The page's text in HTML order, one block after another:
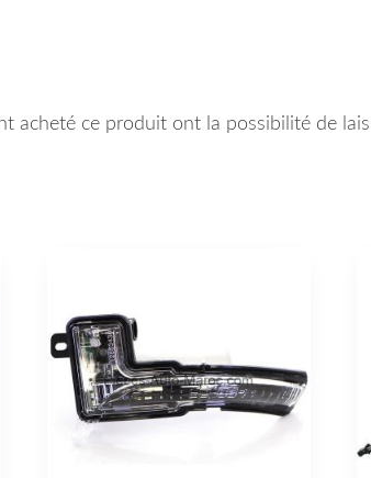
acheté ce produit ont la possibilité de